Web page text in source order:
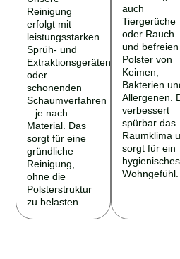
Reinigung
erfolgt mit
leistungsstarken
Sprüh- und
Extraktionsgeräten
oder
schonenden
Schaumverfahren
– je nach
Material. Das
sorgt für eine
gründliche
Reinigung,
ohne die
Polsterstruktur
zu belasten.
auch
Tiergerüche
oder Rauch
und befreien
Polster von
Keimen,
Bakterien
Allergenen.
verbessert
spürbar das
Raumklima
sorgt für ein
hygienisches
Wohngefühl.